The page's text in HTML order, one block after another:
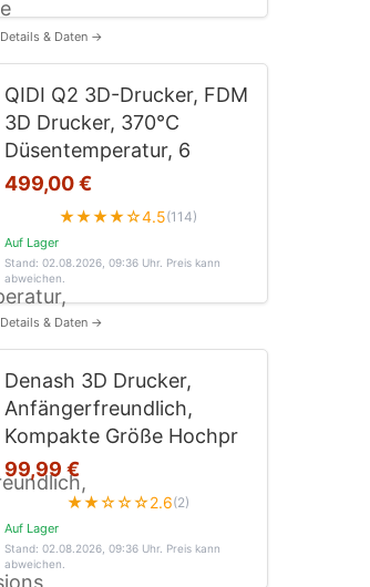
Details & Daten →
QIDI Q2 3D-Drucker, FDM
3D Drucker, 370°C
Düsentemperatur, 6
499,00 €
★★★★☆4.5(114)
Auf Lager
Stand: 02.08.2026, 09:36 Uhr. Preis kann
abweichen.
Details & Daten →
Denash 3D Drucker,
Anfängerfreundlich,
Kompakte Größe Hochpr
99,99 €
★★☆☆☆2.6(2)
Auf Lager
Stand: 02.08.2026, 09:36 Uhr. Preis kann
abweichen.